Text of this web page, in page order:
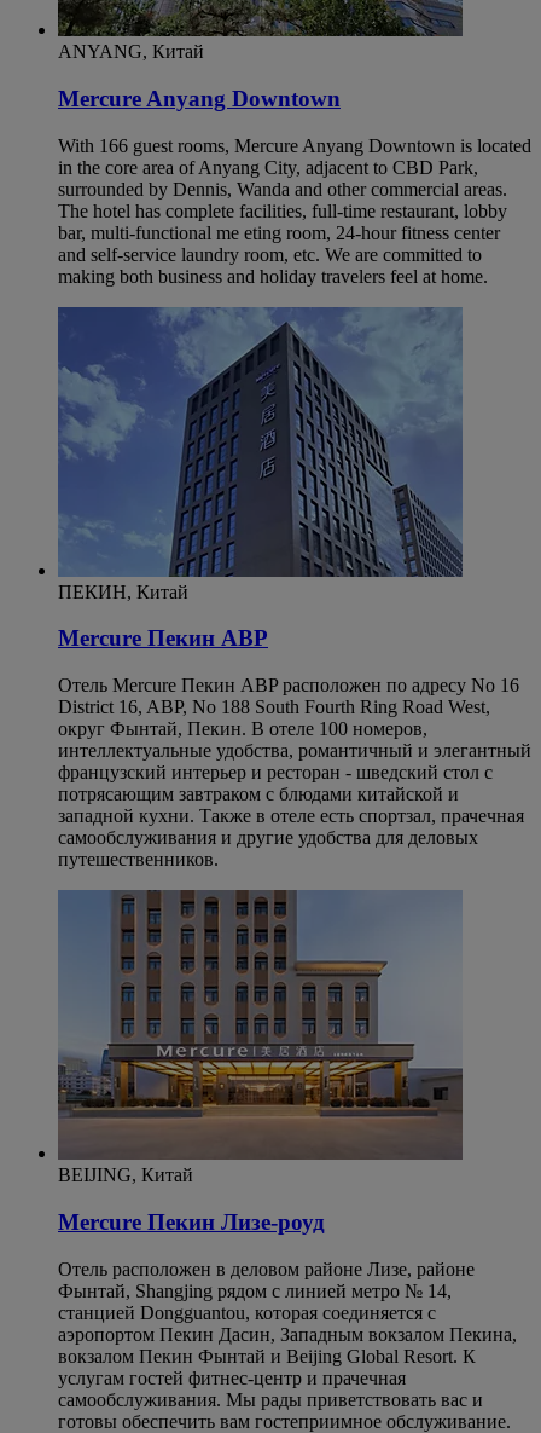
ANYANG, Китай
Mercure Anyang Downtown
With 166 guest rooms, Mercure Anyang Downtown is located
in the core area of Anyang City, adjacent to CBD Park,
surrounded by Dennis, Wanda and other commercial areas.
The hotel has complete facilities, full-time restaurant, lobby
bar, multi-functional me eting room, 24-hour fitness center
and self-service laundry room, etc. We are committed to
making both business and holiday travelers feel at home.
ПЕКИН, Китай
Mercure Пекин ABP
Отель Mercure Пекин ABP расположен по адресу No 16
District 16, ABP, No 188 South Fourth Ring Road West,
округ Фынтай, Пекин. В отеле 100 номеров,
интеллектуальные удобства, романтичный и элегантный
французский интерьер и ресторан - шведский стол с
потрясающим завтраком с блюдами китайской и
западной кухни. Также в отеле есть спортзал, прачечная
самообслуживания и другие удобства для деловых
путешественников.
BEIJING, Китай
Mercure Пекин Лизе-роуд
Отель расположен в деловом районе Лизе, районе
Фынтай, Shangjing рядом с линией метро № 14,
станцией Dongguantou, которая соединяется с
аэропортом Пекин Дасин, Западным вокзалом Пекина,
вокзалом Пекин Фынтай и Beijing Global Resort. К
услугам гостей фитнес-центр и прачечная
самообслуживания. Мы рады приветствовать вас и
готовы обеспечить вам гостеприимное обслуживание.